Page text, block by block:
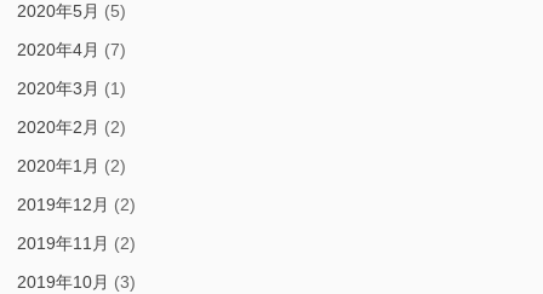
2020年5月 (5)
2020年4月 (7)
2020年3月 (1)
2020年2月 (2)
2020年1月 (2)
2019年12月 (2)
2019年11月 (2)
2019年10月 (3)